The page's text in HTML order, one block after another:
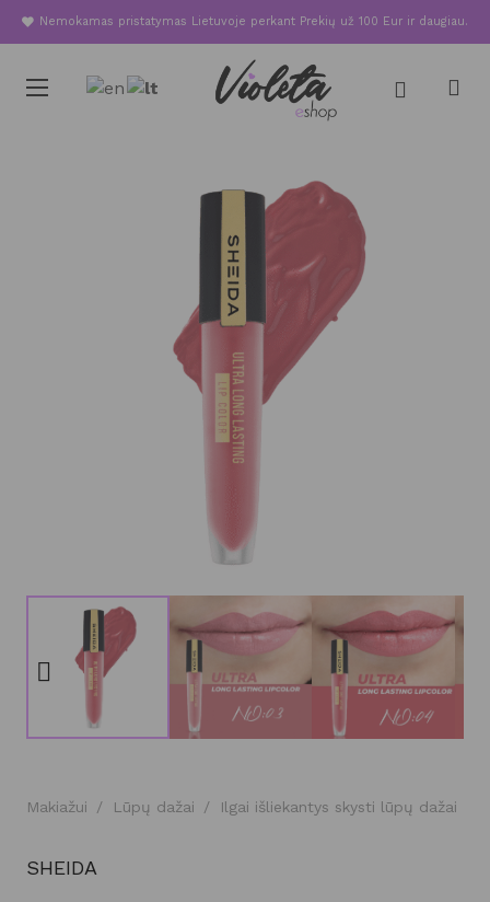
Nemokamas pristatymas Lietuvoje perkant Prekių už 100 Eur ir daugiau.
Makiažui / Lūpų dažai / Ilgai išliekantys skysti lūpų dažai
SHEIDA